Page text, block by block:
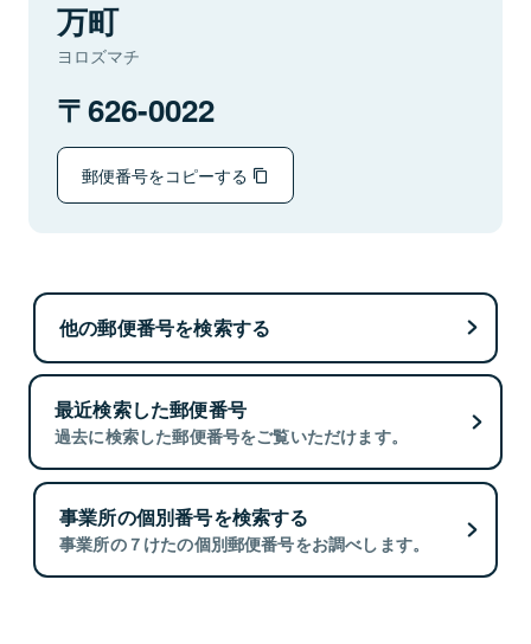
万町
ヨロズマチ
626-0022
郵便番号をコピーする
他の郵便番号を検索する
最近検索した郵便番号
過去に検索した郵便番号をご覧いただけます。
事業所の個別番号を検索する
事業所の７けたの個別郵便番号をお調べします。